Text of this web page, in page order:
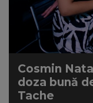
Cosmin
doza bună
Tache